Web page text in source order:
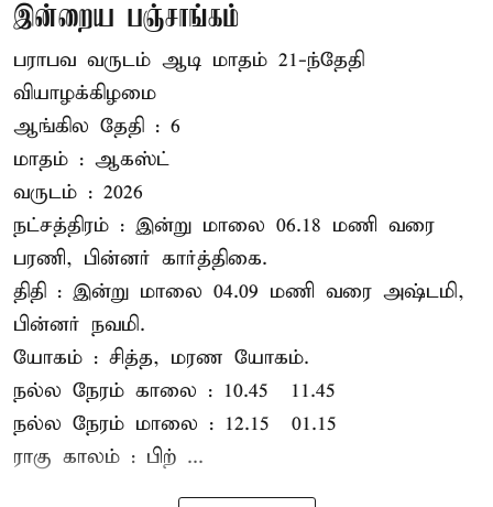
இன்றைய பஞ்சாங்கம்
பராபவ வருடம் ஆடி மாதம் 21-ந்தேதி
வியாழக்கிழமை
ஆங்கில தேதி : 6
மாதம் : ஆகஸ்ட்
வருடம் : 2026
நட்சத்திரம் : இன்று மாலை 06.18 மணி வரை
பரணி, பின்னர் கார்த்திகை.
திதி : இன்று மாலை 04.09 மணி வரை அஷ்டமி,
பின்னர் நவமி.
யோகம் : சித்த, மரண யோகம்.
நல்ல நேரம் காலை : 10.45 – 11.45
நல்ல நேரம் மாலை : 12.15 – 01.15
ராகு காலம் : பிற் ...